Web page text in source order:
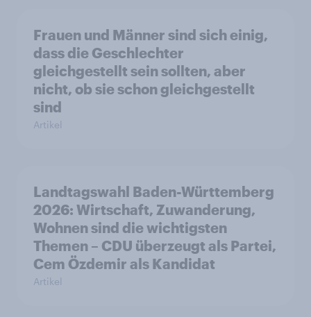
Frauen und Männer sind sich einig,
dass die Geschlechter
gleichgestellt sein sollten, aber
nicht, ob sie schon gleichgestellt
sind
Artikel
Landtagswahl Baden-Württemberg
2026: Wirtschaft, Zuwanderung,
Wohnen sind die wichtigsten
Themen – CDU überzeugt als Partei,
Cem Özdemir als Kandidat
Artikel